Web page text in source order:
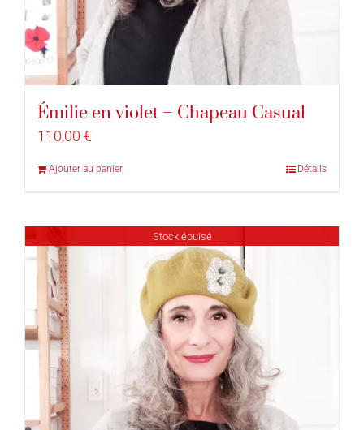
Émilie en violet – Chapeau Casual
110,00 €
Ajouter au panier Détails
Stock épuisé